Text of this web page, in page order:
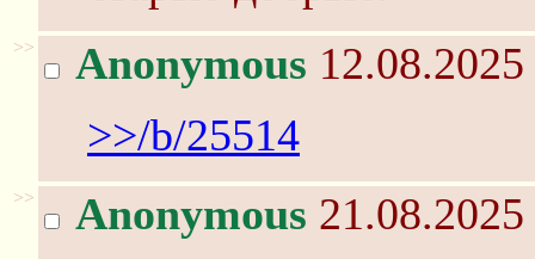
>> Anonymous
>>/b/25514
>> Anonymous